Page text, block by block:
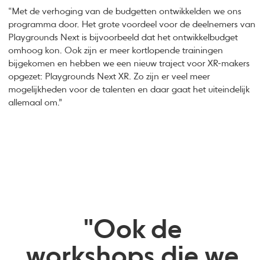
“Met de verhoging van de budgetten ontwikkelden we ons
programma door. Het grote voordeel voor de deelnemers van
Playgrounds Next is bijvoorbeeld dat het ontwikkelbudget
omhoog kon. Ook zijn er meer kortlopende trainingen
bijgekomen en hebben we een nieuw traject voor XR-makers
opgezet: Playgrounds Next XR. Zo zijn er veel meer
mogelijkheden voor de talenten en daar gaat het uiteindelijk
allemaal om.”
"Ook de